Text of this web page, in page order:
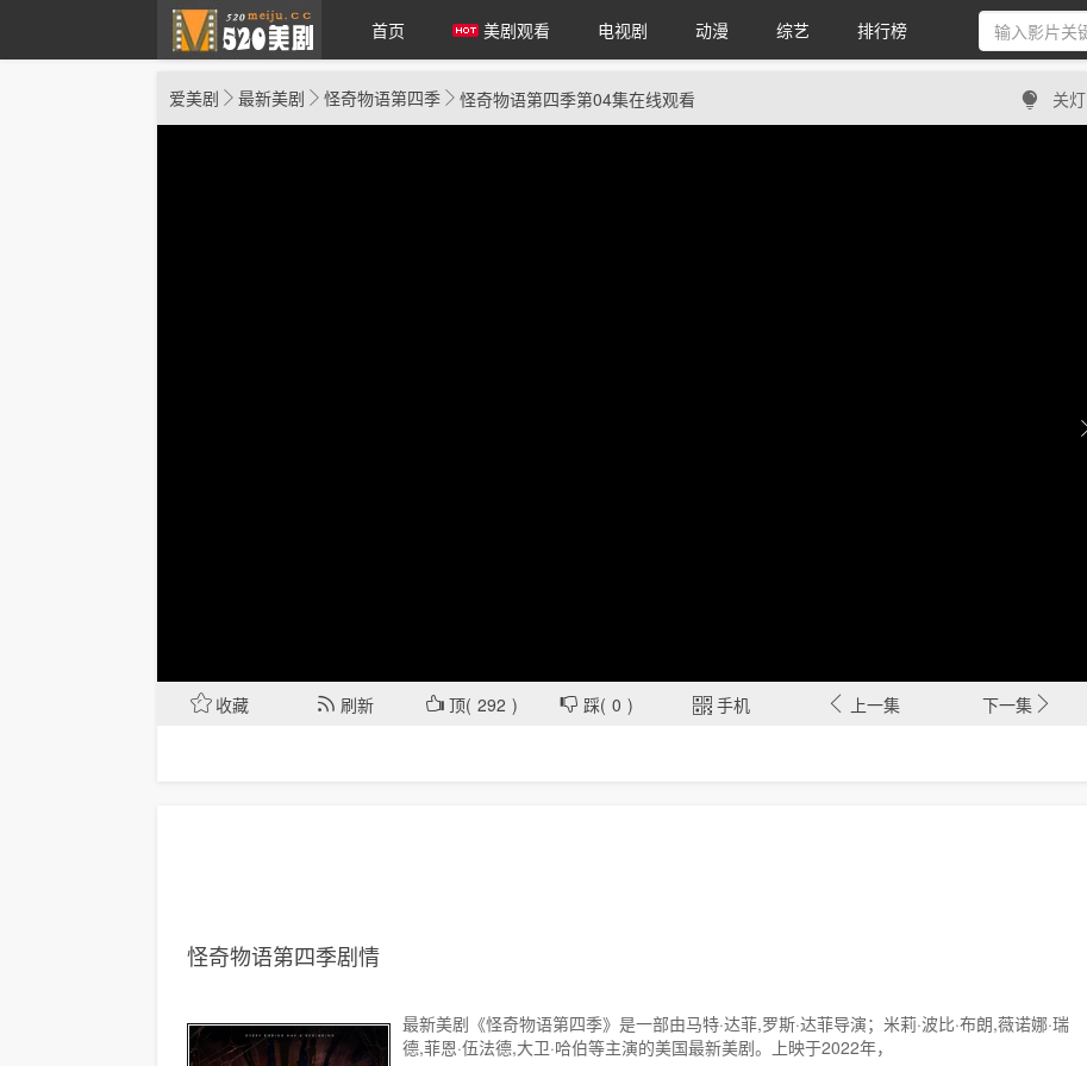
爱美剧
首页 美剧观看 电视剧 动漫 综艺 排行榜
爱美剧 最新美剧 怪奇物语第四季 怪奇物语第四季第04集在线观看 关灯
收藏 刷新 顶( 292 ) 踩( 0 )  手机 上一集 下一集
怪奇物语第四季剧情
最新美剧《怪奇物语第四季》是一部由马特·达菲,罗斯·达菲导演；米莉·波比·布朗,薇诺娜·瑞
德,菲恩·伍法德,大卫·哈伯等主演的美国最新美剧。上映于2022年，